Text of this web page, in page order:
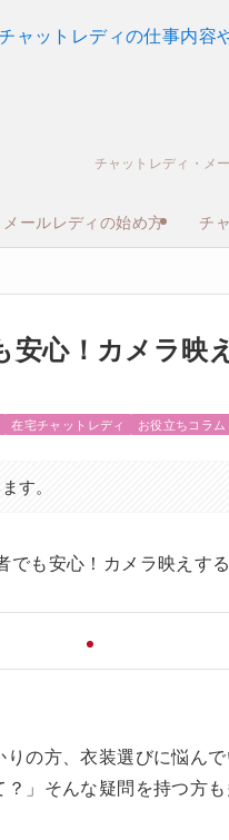
チャットレディ・メ
メールレディの始め方 チ
心！カメラ映
在宅チャットレディ お役立ちコラム
す。
の方、衣装選びに悩ん
」そんな疑問を持つ方も